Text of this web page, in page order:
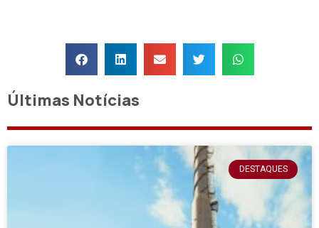
Últimas Notícias
DESTAQUES